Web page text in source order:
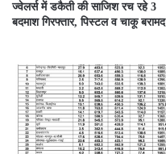
ज्वेलर्स में डकैती की साजिश रच रहे 3
बदमाश गिरफ्तार, पिस्टल व चाकू बरामद